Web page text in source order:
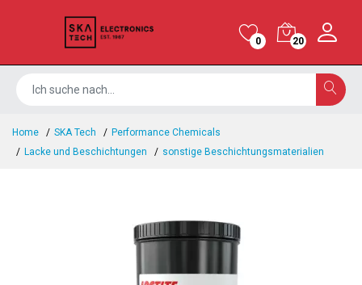
0 20
Home SKA Tech
Performance Chemicals
Lacke und Beschichtungen
sonstige Beschichtungsmaterialien